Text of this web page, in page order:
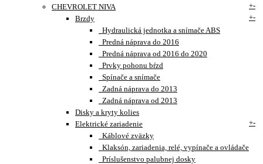
CHEVROLET NIVA
+-
Brzdy
+-
Hydraulická jednotka a snímače ABS
Predná náprava do 2016
Predná náprava od 2016 do 2020
Prvky pohonu bŕzd
Spínače a snímače
Zadná náprava do 2013
Zadná náprava od 2013
Disky a kryty kolies
Elektrické zariadenie
+-
Káblové zväzky
Klaksón, zariadenia, relé, vypínače a ovládače
Príslušenstvo palubnej dosky